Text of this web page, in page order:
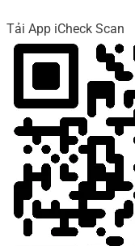
Tải App iCheck Scan